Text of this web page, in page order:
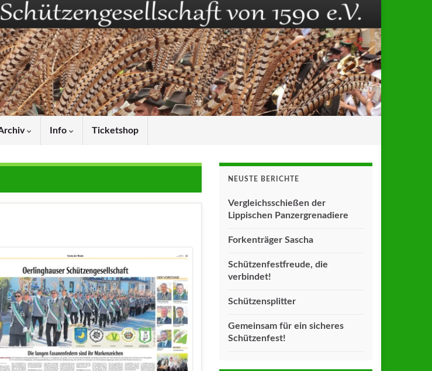
Info Ticketshop
NEUSTE BERICHTE
Vergleichsschießen der
Lippischen Panzergrenadiere
Forkenträger Sascha
Schützenfestfreude, die
verbindet!
Schützensplitter
Gemeinsam für ein sicheres
Schützenfest!